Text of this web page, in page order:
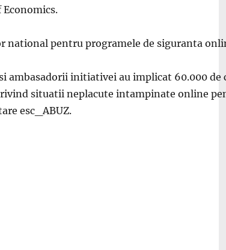
national pentru programele de siguranta
ambasadorii initiativei au implicat 60.000 de
situatii neplacute intampinate online
esc_ABUZ.